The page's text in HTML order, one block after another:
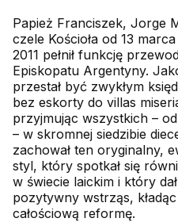
Papież Franciszek, Jorge
czele Kościoła od 13
2011 pełnił funkcję
Episkopatu Argentyny.
przestał być zwykłym
bez eskorty do villas
przyjmując wszystkich –
– w skromnej siedzibie
zachował ten oryginalny,
styl, który spotkał się
w świecie laickim i który
pozytywny wstrząs,
całościową reformę.